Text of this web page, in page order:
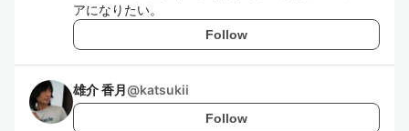
アになりたい。
Follow
雄介 香月@katsukii
Follow